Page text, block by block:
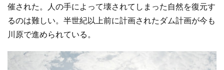
催された。人の手によって壊されてしまった自然を復元す
るのは難しい。半世紀以上前に計画されたダム計画が今も
川原で進められている。